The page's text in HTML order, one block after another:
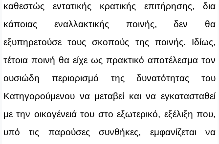
καθεστώς εντατικής κρατικής επιτήρησης, δια
κάποιας εναλλακτικής ποινής, δεν θα
εξυπηρετούσε τους σκοπούς της ποινής. Ιδίως,
τέτοια ποινή θα είχε ως πρακτικό αποτέλεσμα τον
ουσιώδη περιορισμό της δυνατότητας του
Κατηγορούμενου να μεταβεί και να εγκατασταθεί
με την οικογένειά του στο εξωτερικό, εξέλιξη που,
υπό τις παρούσες συνθήκες, εμφανίζεται να